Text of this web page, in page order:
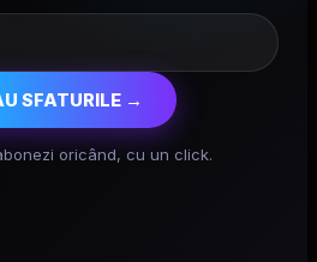
SFATURILE →
oricând, cu un click.